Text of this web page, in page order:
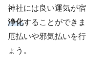
神社には良い運気が
浄化することができま
厄払いや邪気払いを
ょう。